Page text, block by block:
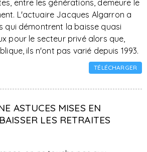
entre les générations, demeure le
L'actuaire Jacques Algarron a
qui démontrent la baisse quasi
pour le secteur privé alors que,
ils n'ont pas varié depuis 1993.
TÉLÉCHARGER
ASTUCES MISES EN
LES RETRAITES